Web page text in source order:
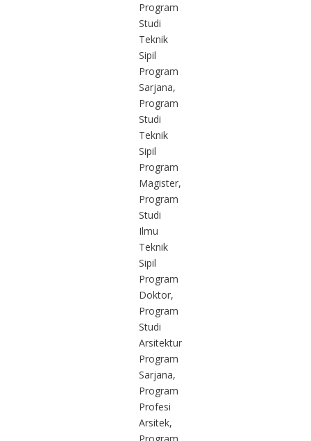
Program
Studi
Teknik
Sipil
Program
Sarjana,
Program
Studi
Teknik
Sipil
Program
Magister,
Program
Studi
Ilmu
Teknik
Sipil
Program
Doktor,
Program
Studi
Arsitektur
Program
Sarjana,
Program
Profesi
Arsitek,